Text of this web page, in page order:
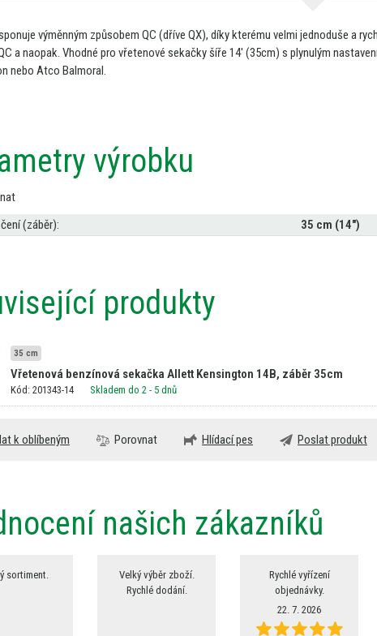
výměnným způsobem QC (dříve QX), díky kterému velmi jednoduše a
a naopak. Vhodné pro vřetenové sekačky šíře 14' (35cm) s plynulým
nebo Atco Balmoral.
výrobku
(záběr):
35 cm (14")
produkty
35 cm
Vřetenová benzínová sekačka Allett Kensington 14B, záběr 35cm
Kód: 201343-14 Skladem do 2 - 5 dnů
k oblíbeným Porovnat Hlídací pes Poslat produkt
našich zákazníků
sortiment.
Velký výběr zboží.
Rychlé dodání.
Rychlé vyřízení
objednávky.
22. 7. 2026